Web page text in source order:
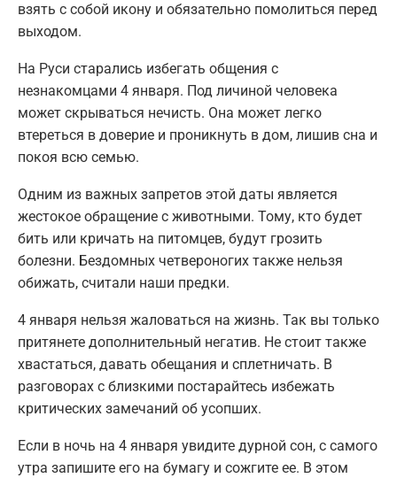
взять с собой икону и обязательно помолиться перед
выходом.
На Руси старались избегать общения с
незнакомцами 4 января. Под личиной человека
может скрываться нечисть. Она может легко
втереться в доверие и проникнуть в дом, лишив сна и
покоя всю семью.
Одним из важных запретов этой даты является
жестокое обращение с животными. Тому, кто будет
бить или кричать на питомцев, будут грозить
болезни. Бездомных четвероногих также нельзя
обижать, считали наши предки.
4 января нельзя жаловаться на жизнь. Так вы только
притянете дополнительный негатив. Не стоит также
хвастаться, давать обещания и сплетничать. В
разговорах с близкими постарайтесь избежать
критических замечаний об усопших.
Если в ночь на 4 января увидите дурной сон, с самого
утра запишите его на бумагу и сожгите ее. В этом